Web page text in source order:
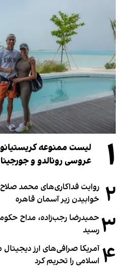
۱
عروسی رونالدو و جورجینا
۲ خوابیدن زیر آسمان قاهره
۳ حمیدرضا رجب‌زاده، مداح
رسید
۴ آمریکا صرافی‌های ارز
اسلامی را تحریم کرد